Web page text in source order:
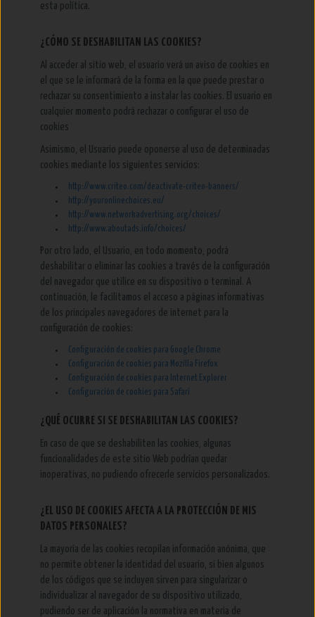
esta política.
¿CÓMO SE DESHABILITAN LAS COOKIES?
Al acceder al sitio web, el usuario verá un aviso de cookies en
el que se le informará de la forma en la que puede prestar o
rechazar su consentimiento a instalar las cookies. El usuario en
cualquier momento podrá rechazar o configurar el uso de
cookies
Asimismo, el Usuario puede oponerse al uso de determinadas
cookies mediante los siguientes servicios:
http://www.criteo.com/deactivate-criteo-banners/
http://youronlinechoices.eu/
http://www.networkadvertising.org/choices/
http://www.aboutads.info/choices/
Por otro lado, el Usuario, en todo momento, podrá
deshabilitar o eliminar las cookies a través de la configuración
del navegador que utilice en su dispositivo o terminal. A
continuación, le facilitamos el acceso a páginas informativas
de los principales navegadores de internet para la
configuración de cookies:
Configuración de cookies para Google Chrome
Configuración de cookies para Mozilla Firefox
Configuración de cookies para Internet Explorer
Configuración de cookies para Safari
¿QUÉ OCURRE SI SE DESHABILITAN LAS COOKIES?
En caso de que se deshabiliten las cookies, algunas
funcionalidades de este sitio Web podrían quedar
inoperativas, no pudiendo ofrecerle servicios personalizados.
¿EL USO DE COOKIES AFECTA A LA PROTECCIÓN DE MIS
DATOS PERSONALES?
La mayoría de las cookies recopilan información anónima, que
no permite obtener la identidad del usuario, si bien algunos
de los códigos que se incluyen sirven para singularizar o
individualizar al navegador de su dispositivo utilizado,
pudiendo ser de aplicación la normativa en materia de